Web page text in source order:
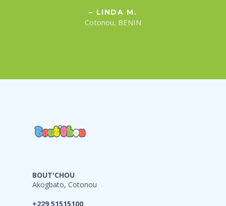
– LINDA M.
Cotonou, BENIN
BOUT'CHOU
Akogbato, Cotonou
+229 51515100